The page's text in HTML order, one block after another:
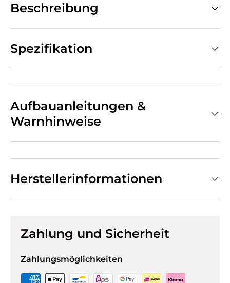
Beschreibung
Spezifikation
Aufbauanleitungen &
Warnhinweise
Herstellerinformationen
Zahlung und Sicherheit
Zahlungsmöglichkeiten